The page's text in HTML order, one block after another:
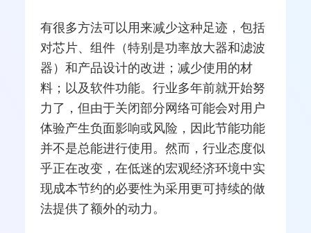
有很多方法可以用来减少这种足迹，包括
对芯片、组件（特别是功率放大器和滤波
器 ）和产品设计的改进；减少使用的材
料；以及软件功能。行业多年前就开始努
力了，但由于关闭部分 网络可能会对用户
体验产生负面影响或风险，因此节能功能
并不是总能进行使用。然而，行业态度似
乎正在改变，在低迷的宏观经济环境中实
现成本节约的必要性为采用更可持续的做
法提供了额外的动力。